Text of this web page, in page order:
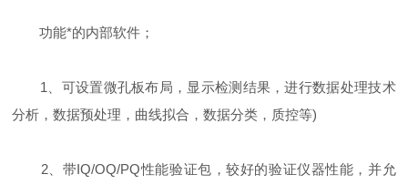
功能*的内部软件；
1、可设置微孔板布局，显示检测结果，进行数据处理技术
分析，数据预处理，曲线拟合，数据分类，质控等)
2、带IQ/OQ/PQ性能验证包，较好的验证仪器性能，并允